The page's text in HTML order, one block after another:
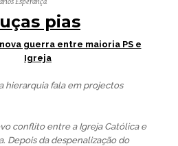
pias
guerra entre maioria PS e
Igreja
hierarquia fala em projectos
conflito entre a Igreja Católica e
Depois da despenalização do